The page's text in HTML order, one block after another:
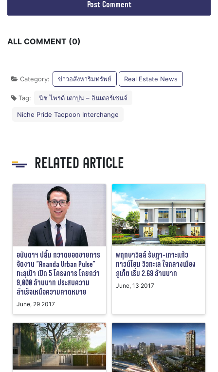
ALL COMMENT (0)
Category: ข่าวอสังหาริมทรัพย์ Real Estate News
Tag: นิช ไพรด์ เตาปูน – อินเตอร์เชนจ์
Niche Pride Taopoon Interchange
RELATED ARTICLE
อนันดาฯ ปลื้ม กวาดยอดขายการ
จัดงาน “Ananda Urban Pulse”
ทะลุเป้า เปิด 5 โครงการ โกยกว่า
9,000 ล้านบาท ประสบความ
สำเร็จเหนือความคาดหมาย
June, 29 2017
พฤกษาวิลล์ รัษฎา-เกาะแก้ว
ทาวน์โฮม วิวทะเล ใจกลางเมือง
ภูเก็ต เริ่ม 2.69 ล้านบาท
June, 13 2017